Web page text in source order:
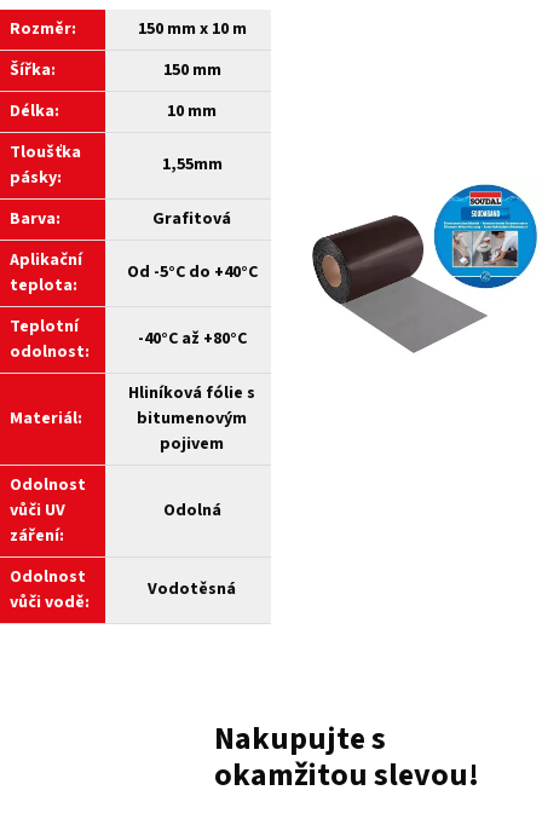
Rozměr:
150 mm x 10 m
Šířka:
150 mm
Délka:
10 mm
Tloušťka
pásky:
1,55mm
Barva:
Grafitová
Aplikační
teplota:
Od -5°C do +40°C
Teplotní
odolnost:
-40°C až +80°C
Materiál:
Hliníková fólie s
bitumenovým
pojivem
Odolnost
vůči UV
záření:
Odolná
Odolnost
vůči vodě:
Vodotěsná
Nakupujte s
okamžitou slevou!